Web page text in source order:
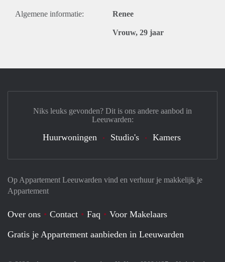
Algemene informatie: Renee
Vrouw, 29 jaar
Op Appartement Leeuwarden vind en verhuur je makkelijk je
Appartement
Over ons Contact Faq
Voor Makelaars
Gratis je Appartement aanbieden in Leeuwarden
Niks leuks gevonden? Dit is ons andere aanbod in
Leeuwarden:
Huurwoningen Studio's Kamers